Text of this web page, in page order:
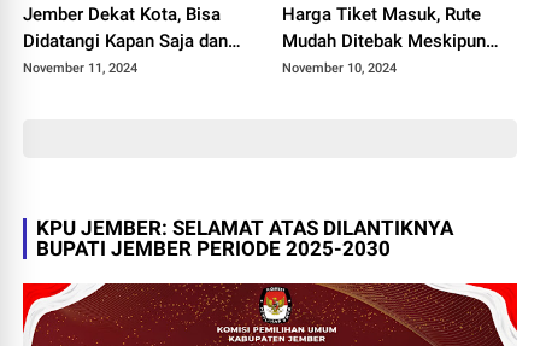
Jember Dekat Kota, Bisa
Didatangi Kapan Saja dan
Sudah Pasti Ramah Kantong
November 11, 2024
Harga Tiket Masuk, Rute
Mudah Ditebak Meskipun
Google Map Kerap Menjebak
November 10, 2024
KPU JEMBER: SELAMAT ATAS DILANTIKNYA
BUPATI JEMBER PERIODE 2025-2030